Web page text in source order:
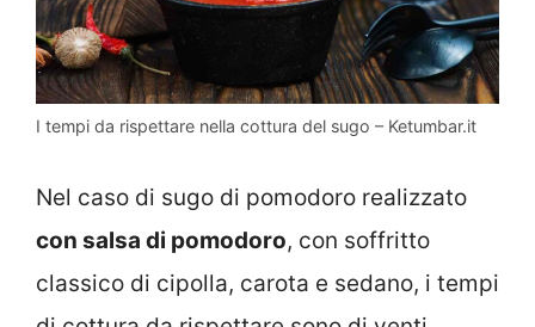
I tempi da rispettare nella cottura del sugo – Ketumbar.it
Nel caso di sugo di pomodoro realizzato
con salsa di pomodoro, con soffritto
classico di cipolla, carota e sedano, i tempi